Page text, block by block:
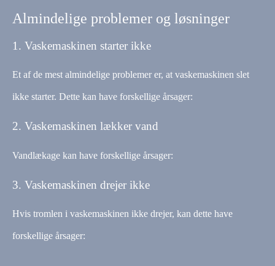
Almindelige problemer og løsninger
1. Vaskemaskinen starter ikke
Et af de mest almindelige problemer er, at vaskemaskinen slet
ikke starter. Dette kan have forskellige årsager:
2. Vaskemaskinen lækker vand
Vandlækage kan have forskellige årsager:
3. Vaskemaskinen drejer ikke
Hvis tromlen i vaskemaskinen ikke drejer, kan dette have
forskellige årsager: